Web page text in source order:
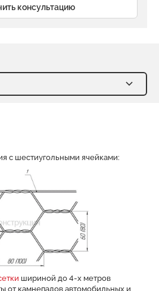
консультацию
Оставить заявку на КП
с шестиугольными ячейками:
шириной до 4-х метров
от камнепадов автомобильных и